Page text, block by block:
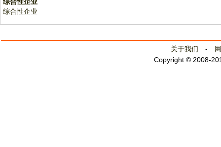
综合性企业
关于我们 -
Copyright © 2008-